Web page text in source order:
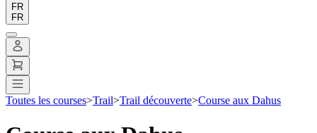
FR
FR
Toutes les courses>Trail>Trail découverte>Course aux Dahus